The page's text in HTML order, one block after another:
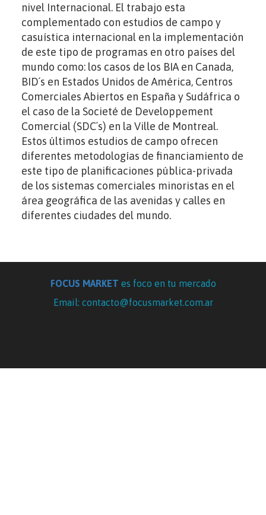
nivel Internacional. El trabajo esta
complementado con estudios de campo y
casuística internacional en la implementación
de este tipo de programas en otro países del
mundo como: los casos de los BIA en Canada,
BID´s en Estados Unidos de América, Centros
Comerciales Abiertos en España y Sudáfrica o
el caso de la Societé de Developpement
Comercial (SDC´s) en la Ville de Montreal.
Estos últimos estudios de campo ofrecen
diferentes metodologías de financiamiento de
este tipo de planificaciones pública-privada
de los sistemas comerciales minoristas en el
área geográfica de las avenidas y calles en
diferentes ciudades del mundo.
FOCUS MARKET es foco en tu mercado
Email: contacto@focusmarket.com.ar